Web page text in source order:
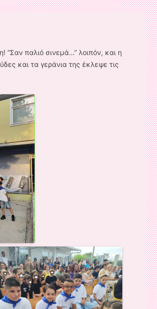
“Σαν παλιό σινεμά…” λοιπόν, και η
και τα γεράνια της έκλεψε τις